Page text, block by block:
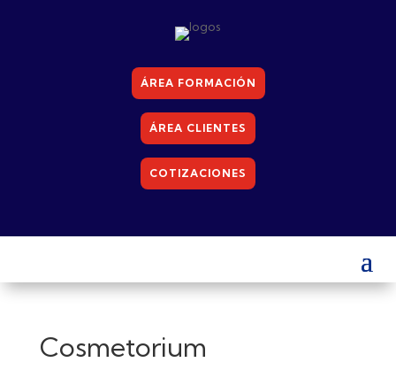
ÁREA FORMACIÓN
ÁREA CLIENTES
COTIZACIONES
Cosmetorium